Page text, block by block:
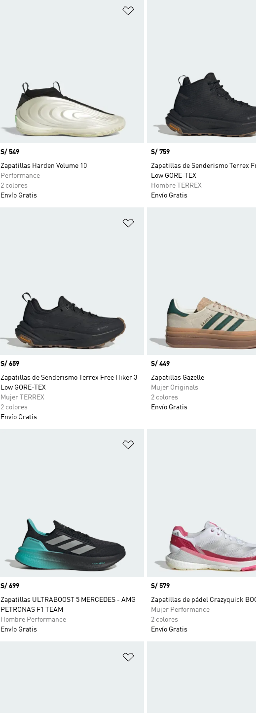
Precio
S/ 549
Zapatillas Harden Volume 10
Performance
2 colores
Envío Gratis
Precio
S/ 759
Zapatillas de Senderismo Terrex
Low GORE-TEX
Hombre TERREX
Envío Gratis
Precio
S/ 659
Zapatillas de Senderismo Terrex Free Hiker 3
Low GORE-TEX
Mujer TERREX
2 colores
Envío Gratis
Precio
S/ 449
Zapatillas Gazelle
Mujer Originals
2 colores
Envío Gratis
Precio
S/ 699
Zapatillas ULTRABOOST 5 MERCEDES - AMG
PETRONAS F1 TEAM
Hombre Performance
Envío Gratis
Precio
S/ 579
Zapatillas de pádel Crazyquick
Mujer Performance
2 colores
Envío Gratis